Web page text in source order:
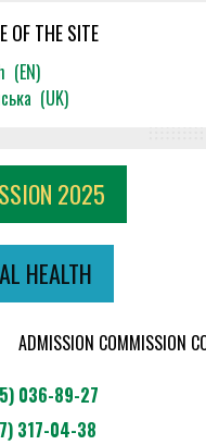
OF THE SITE
EN
UK
2025
HEALTH
ADMISSION COMMISSION
036-89-27
317-04-38